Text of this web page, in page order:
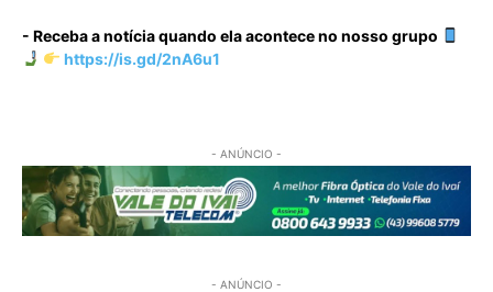
- Receba a notícia quando ela acontece no nosso grupo
https://is.gd/2nA6u1
- ANÚNCIO -
- ANÚNCIO -